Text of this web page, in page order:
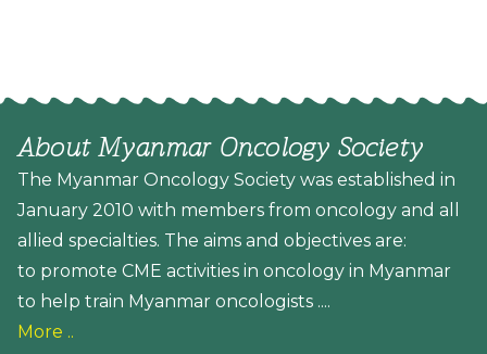
About Myanmar Oncology Society
The Myanmar Oncology Society was established in
January 2010 with members from oncology and all
allied specialties. The aims and objectives are:
to promote CME activities in oncology in Myanmar
to help train Myanmar oncologists ....
More ..